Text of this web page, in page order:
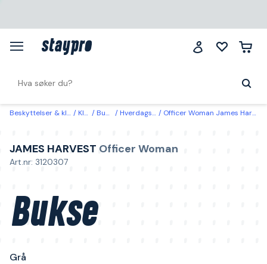
Beskyttelser & klær Klær Bukser Hverdagsbukser Officer Woman James Harvest Bukse Grå Grå
JAMES HARVEST Officer Woman
Art.nr: 3120307
Bukse
Grå